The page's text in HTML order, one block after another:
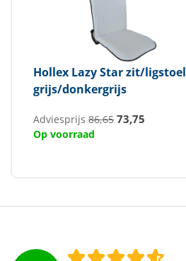
Hollex Lazy Star zit/ligstoel
grijs/donkergrijs
Adviesprijs 86,65 73,75
Op voorraad